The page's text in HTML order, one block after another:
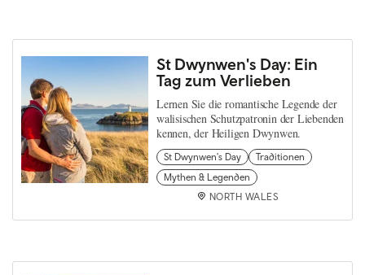
St Dwynwen's Day: Ein
Tag zum Verlieben
Lernen Sie die romantische Legende der
walisischen Schutzpatronin der Liebenden
kennen, der Heiligen Dwynwen.
St Dwynwen's Day
Traditionen
Mythen & Legenden
NORTH WALES